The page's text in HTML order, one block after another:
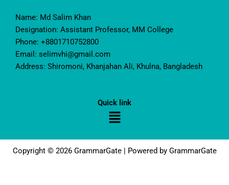
Name: Md Salim Khan
Designation: Assistant Professor, MM College
Phone: +8801710752800
Email: selimvhi@gmail.com
Address: Shiromoni, Khanjahan Ali, Khulna, Bangladesh
Quick link
Menu
Copyright © 2026 GrammarGate | Powered by GrammarGate